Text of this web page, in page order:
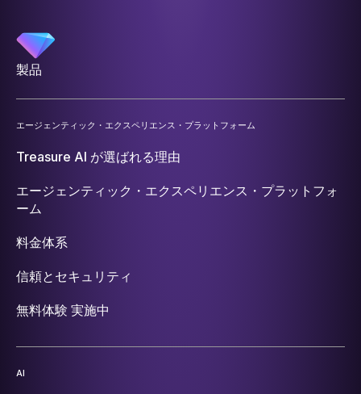
製品
エージェンティック・エクスペリエンス・プラットフォーム
Treasure AI が選ばれる理由
エージェンティック・エクスペリエンス・プラットフォ
ーム
料金体系
信頼とセキュリティ
無料体験 実施中
AI